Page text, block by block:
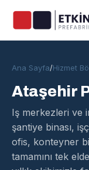
Ana Sayfa/Hizmet
Ataşehir
Iş merkezleri ve
şantiye binası,
ofis, konteyner
tamamını tek